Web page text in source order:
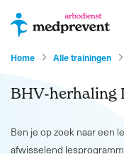
Home Alle trainingen
BHV-herhaling
Ben je op zoek naar een
afwisselend